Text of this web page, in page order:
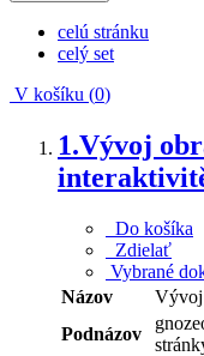
celú stránku
celý set
V košíku (0)
1.Vývoj
Do košíka
Zdielať
Vybrané
Názov
Vývoj
Podnázov